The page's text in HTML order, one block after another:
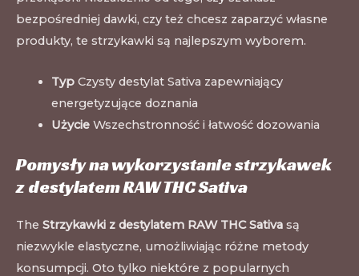
bezpośredniej dawki, czy też chcesz zaparzyć własne
produkty, te strzykawki są najlepszym wyborem.
TypCzysty destylat Sativa zapewniający
energetyzujące doznania
UżycieWszechstronność i łatwość dozowania
Pomysły na wykorzystanie strzykawek
z destylatem RAW THC Sativa
The Strzykawki z destylatem RAW THC Sativa są
niezwykle elastyczne, umożliwiając różne metody
konsumpcji. Oto tylko niektóre z popularnych